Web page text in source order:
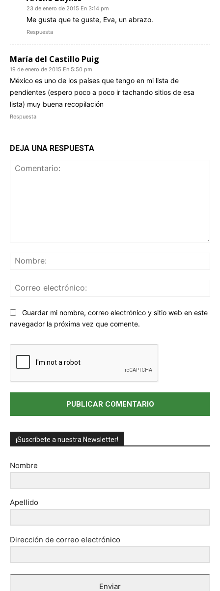
23 de enero de 2015 En 3:14 pm
Me gusta que te guste, Eva, un abrazo.
Respuesta
María del Castillo Puig
19 de enero de 2015 En 5:50 pm
México es uno de los países que tengo en mi lista de
pendientes (espero poco a poco ir tachando sitios de esa
lista) muy buena recopilación
Respuesta
DEJA UNA RESPUESTA
Sitio
web:
Guardar mi nombre, correo electrónico y sitio web en este
navegador la próxima vez que comente.
¡Suscríbete a nuestra Newsletter!
Nombre
Apellido
Dirección de correo electrónico
Enviar